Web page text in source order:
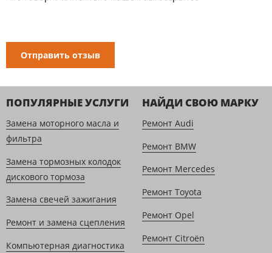
Отправить отзыв
ПОПУЛЯРНЫЕ УСЛУГИ
Замена моторного масла и
фильтра
Замена тормозных колодок
дискового тормоза
Замена свечей зажигания
Ремонт и замена сцепления
Компьютерная диагностика
НАЙДИ СВОЮ МАРКУ
Ремонт Audi
Ремонт BMW
Ремонт Mercedes
Ремонт Toyota
Ремонт Opel
Ремонт Citroën